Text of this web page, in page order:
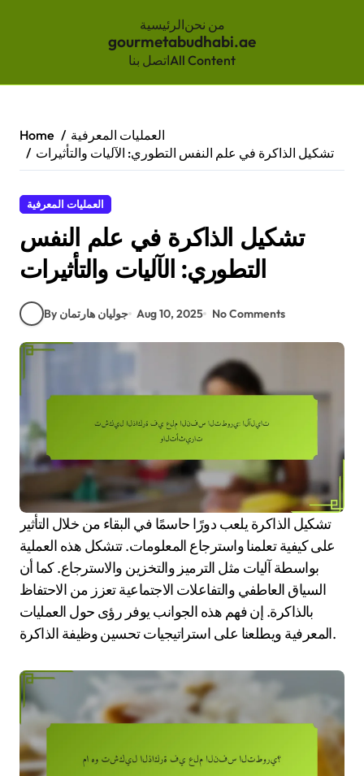
الرئيسيةمن نحن
gourmetabudhabi.ae
اتصل بناAll Content
content
Home
العمليات المعرفية
تشكيل الذاكرة في علم النفس التطوري: الآليات والتأثيرات
العمليات المعرفية
تشكيل الذاكرة في علم النفس
التطوري: الآليات والتأثيرات
By جوليان هارتمان Aug 10, 2025 No Comments
تشكيل الذاكرة يلعب دورًا حاسمًا في البقاء من خلال التأثير
على كيفية تعلمنا واسترجاع المعلومات. تتشكل هذه العملية
بواسطة آليات مثل الترميز والتخزين والاسترجاع. كما أن
السياق العاطفي والتفاعلات الاجتماعية تعزز من الاحتفاظ
بالذاكرة. إن فهم هذه الجوانب يوفر رؤى حول العمليات
المعرفية ويطلعنا على استراتيجيات تحسين وظيفة الذاكرة.